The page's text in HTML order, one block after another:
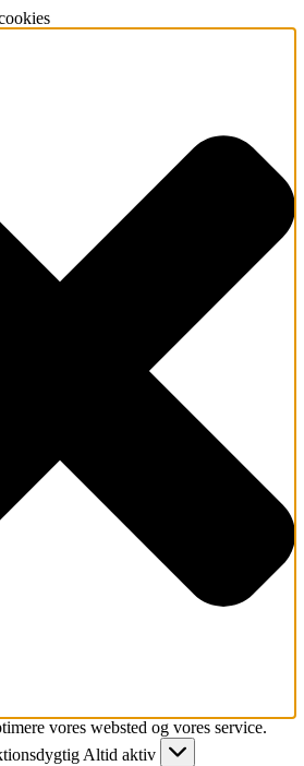
vores websted og vores service.
Altid aktiv